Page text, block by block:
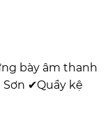
bày âm thanh
✔Quầy kệ